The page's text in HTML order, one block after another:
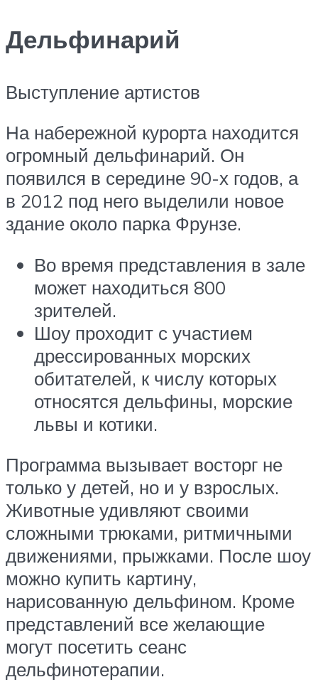
Дельфинарий
Выступление артистов
На набережной курорта находится
огромный дельфинарий. Он
появился в середине 90-х годов, а
в 2012 под него выделили новое
здание около парка Фрунзе.
Во время представления в зале
может находиться 800
зрителей.
Шоу проходит с участием
дрессированных морских
обитателей, к числу которых
относятся дельфины, морские
львы и котики.
Программа вызывает восторг не
только у детей, но и у взрослых.
Животные удивляют своими
сложными трюками, ритмичными
движениями, прыжками. После шоу
можно купить картину,
нарисованную дельфином. Кроме
представлений все желающие
могут посетить сеанс
дельфинотерапии.